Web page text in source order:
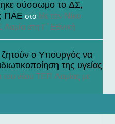
σύσσωμο το ΔΣ,
ΠΑΕ στο Με τον Νίκο
Λαμία στη Γ’ Εθνική
ζητούν ο Υπουργός να
της υγείας
του νέου ΤΕΠ Λαμίας με